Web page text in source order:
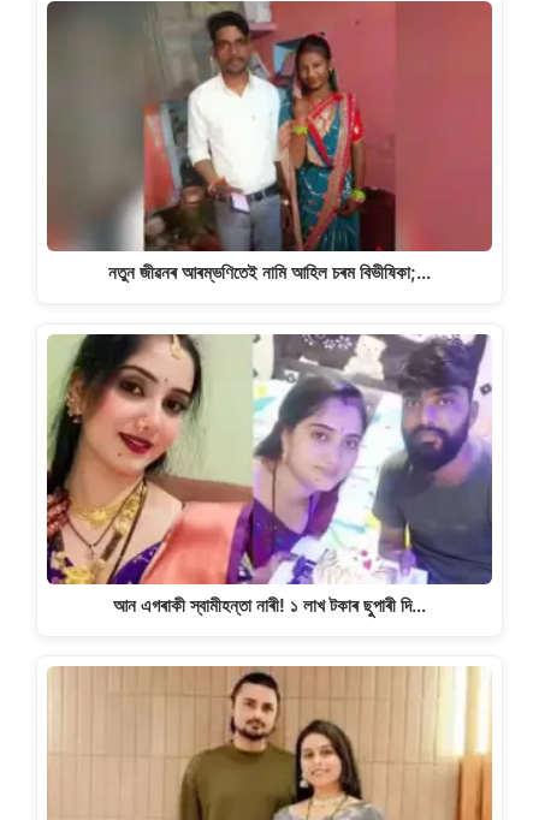
নতুন জীৱনৰ আৰম্ভণিতেই নামি আহিল চৰম বিভীষিকা;…
আন এগৰাকী স্বামীহন্তা নাৰী! ১ লাখ টকাৰ ছুপাৰী দি…